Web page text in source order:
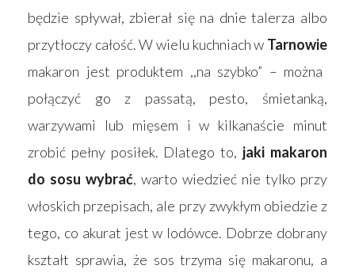
będzie spływał, zbierał się na dnie talerza albo
przytłoczy całość. W wielu kuchniach w Tarnowie
makaron jest produktem ,,na szybko” – można
połączyć go z passatą, pesto, śmietanką,
warzywami lub mięsem i w kilkanaście minut
zrobić pełny posiłek. Dlatego to, jaki makaron
do sosu wybrać, warto wiedzieć nie tylko przy
włoskich przepisach, ale przy zwykłym obiedzie z
tego, co akurat jest w lodówce. Dobrze dobrany
kształt sprawia, że sos trzyma się makaronu, a